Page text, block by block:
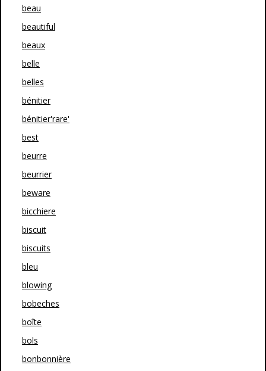
beau
beautiful
beaux
belle
belles
bénitier
bénitier'rare'
best
beurre
beurrier
beware
bicchiere
biscuit
biscuits
bleu
blowing
bobeches
boîte
bols
bonbonnière